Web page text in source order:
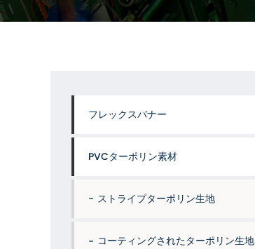
フレックスバナー
PVCターポリン素材
ストライプターポリン生地
コーティングされたターポリン生地